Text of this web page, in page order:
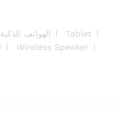
الهواتف الذكية
Tablet
Wireless Speaker